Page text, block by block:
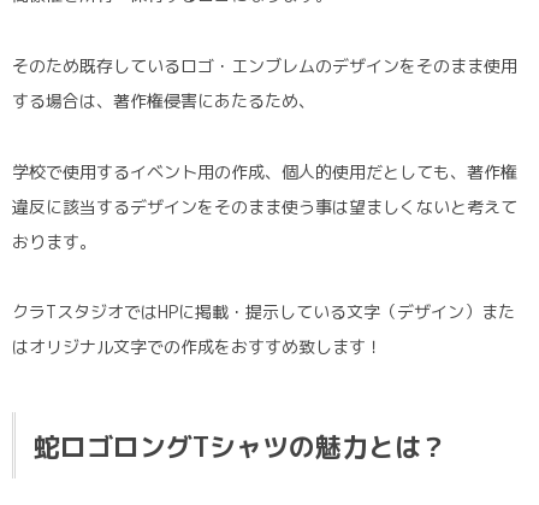
そのため既存しているロゴ・エンブレムのデザインをそのまま使用
する場合は、著作権侵害にあたるため、
学校で使用するイベント用の作成、個人的使用だとしても、著作権
違反に該当するデザインをそのまま使う事は望ましくないと考えて
おります。
クラTスタジオではHPに掲載・提示している文字（デザイン）また
はオリジナル文字での作成をおすすめ致します！
蛇ロゴロングTシャツの魅力とは？